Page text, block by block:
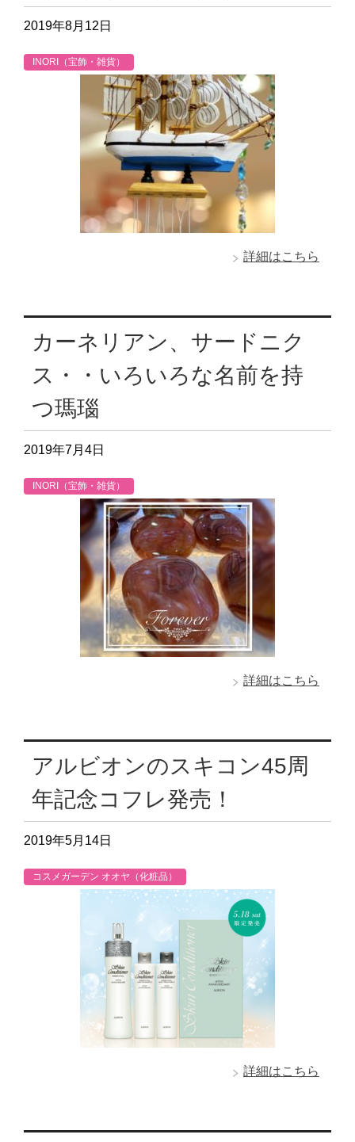
2019年8月12日
INORI（宝飾・雑貨）
詳細はこちら
カーネリアン、サードニク
ス・・いろいろな名前を持
つ瑪瑙
2019年7月4日
INORI（宝飾・雑貨）
詳細はこちら
アルビオンのスキコン45周
年記念コフレ発売！
2019年5月14日
コスメガーデン オオヤ（化粧品）
詳細はこちら